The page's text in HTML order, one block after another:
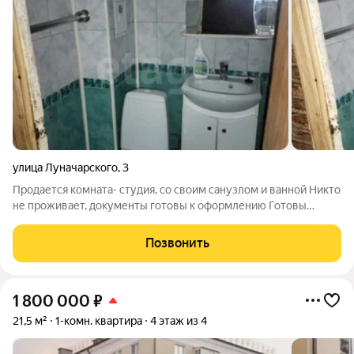
улица Луначарского,3
Продается комната- студия, со своим санузлом и ванной Никто
не проживает, документы готовы к оформлению Готовы
доступности: Транспортная остановка в 7-10 минутах от дома
Магазины: Маяк, Магнит,
Позвонить
1 800 000 ₽
21,5 м² 1-комн. квартира 4 этаж из 4